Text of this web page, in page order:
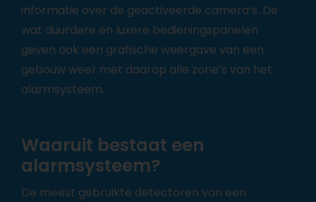
informatie over de geactiveerde camera’s. De
wat duurdere en luxere bedieningspanelen
geven ook een grafische weergave van een
gebouw weer met daarop alle zone’s van het
alarmsysteem.
Waaruit bestaat een
alarmsysteem?
De meest gebruikte detectoren van een